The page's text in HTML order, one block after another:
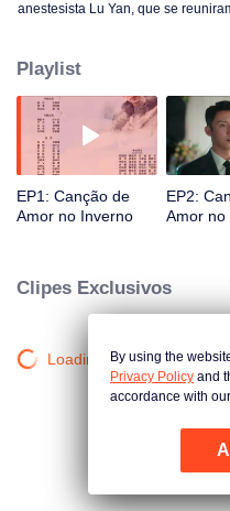
anestesista Lu Yan, que se
Playlist
EP1: Canção de
Amor no Inverno
EP2:
Amor no
Clipes Exclusivos
Loading…By using the
Privacy Policy and
accordance with our